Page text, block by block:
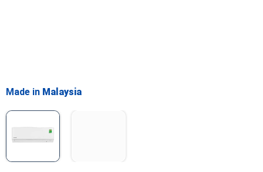
Made in Malaysia